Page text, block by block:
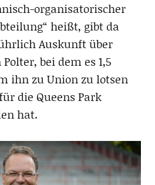
organisatorischer
heißt, gibt da
Auskunft über
bei dem es 1,5
ihn zu Union zu lotsen
die Queens Park
hat.